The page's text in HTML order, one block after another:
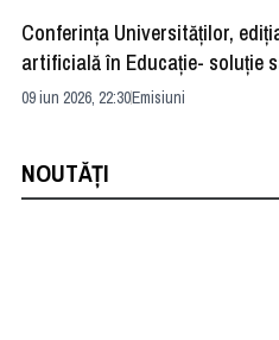
Conferința Universităților,
artificială în Educație- soluție
09 iun 2026, 22:30Emisiuni
NOUTĂȚI